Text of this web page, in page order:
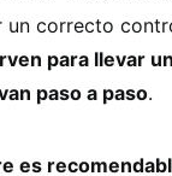
un correcto
para llevar
paso a paso.
es